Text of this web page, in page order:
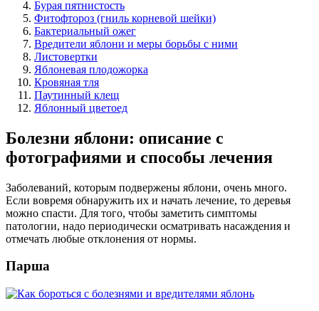
Бурая пятнистость
Фитофтороз (гниль корневой шейки)
Бактериальный ожег
Вредители яблони и меры борьбы с ними
Листовертки
Яблоневая плодожорка
Кровяная тля
Паутинный клещ
Яблонный цветоед
Болезни яблони: описание с
фотографиями и способы лечения
Заболеваний, которым подвержены яблони, очень много.
Если вовремя обнаружить их и начать лечение, то деревья
можно спасти. Для того, чтобы заметить симптомы
патологии, надо периодически осматривать насаждения и
отмечать любые отклонения от нормы.
Парша